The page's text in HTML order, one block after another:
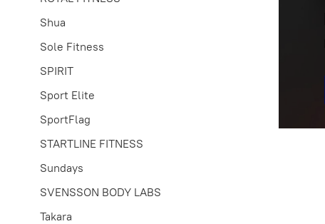
Shua
Sole Fitness
SPIRIT
Sport Elite
SportFlag
STARTLINE FITNESS
Sundays
SVENSSON BODY LABS
Takara